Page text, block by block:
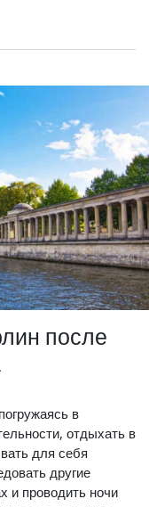
после
в
отдыхать в
для себя
другие
и проводить ночи